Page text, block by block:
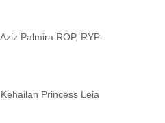
ROP, RYP-
Princess Leia